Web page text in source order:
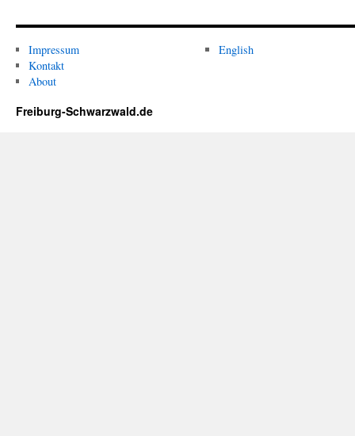
Impressum
Kontakt
About
English
Freiburg-Schwarzwald.de